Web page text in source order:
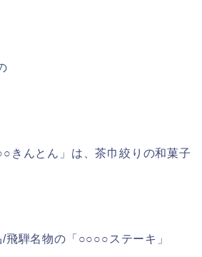
きんとん」は、茶巾絞りの和菓子
飛騨名物の「○○○○ステーキ」